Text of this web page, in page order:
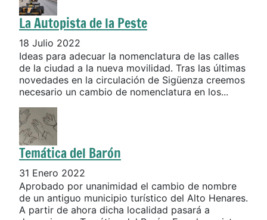
La Autopista de la Peste
18 Julio 2022
Ideas para adecuar la nomenclatura de las calles
de la ciudad a la nueva movilidad. Tras las últimas
novedades en la circulación de Sigüenza creemos
necesario un cambio de nomenclatura en los...
Temática del Barón
31 Enero 2022
Aprobado por unanimidad el cambio de nombre
de un antiguo municipio turístico del Alto Henares.
A partir de ahora dicha localidad pasará a